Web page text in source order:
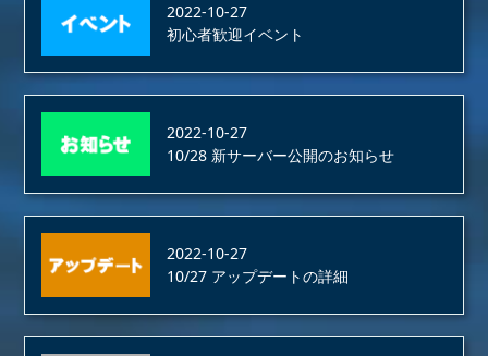
2022-10-27
初心者歓迎イベント
2022-10-27
10/28 新サーバー公開のお知らせ
2022-10-27
10/27 アップデートの詳細